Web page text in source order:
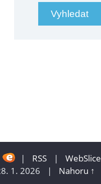
| RSS |
WebSlice
1. 2026
| Nahoru ↑